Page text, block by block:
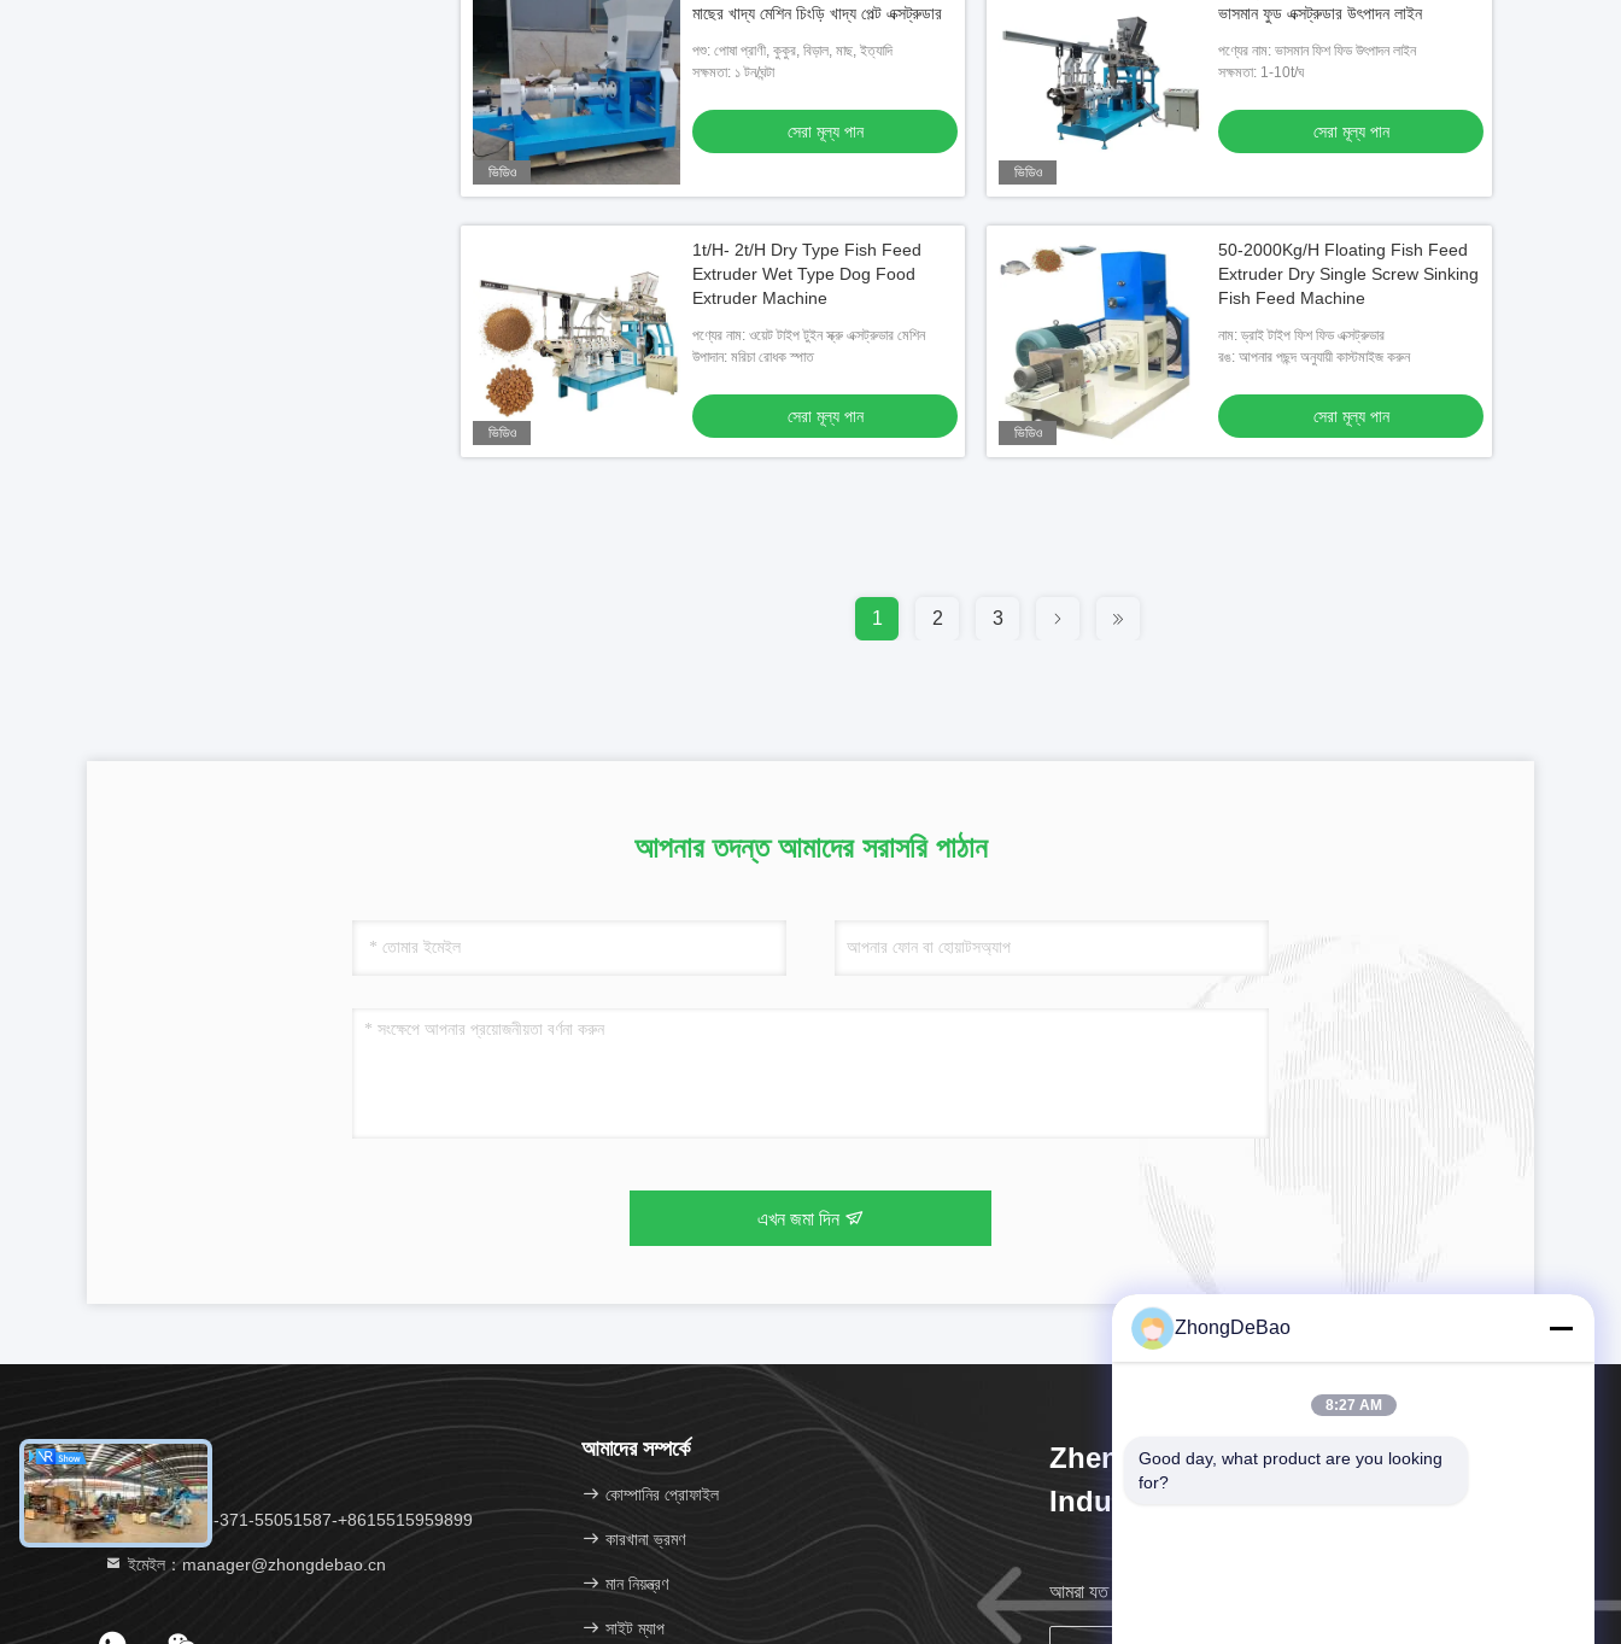
ভিডিও
মাছের খাদ্য মেশিন চিংড়ি খাদ্য পেল্ট এক্সট্রুডার
পশু: পোষা প্রাণী, কুকুর, বিড়াল, মাছ, ইত্যাদি
সক্ষমতা: ১ টন/ঘন্টা
সেরা মূল্য পান
ভিডিও
ভাসমান ফুড এক্সট্রুডার উৎপাদন লাইন
পণ্যের নাম: ভাসমান ফিশ ফিড উৎপাদন লাইন
সক্ষমতা: 1-10t/ঘ
সেরা মূল্য পান
ভিডিও
1t/H- 2t/H Dry Type Fish Feed
Extruder Wet Type Dog Food
Extruder Machine
পণ্যের নাম: ওয়েট টাইপ টুইন স্ক্রু এক্সট্রুডার মেশিন
উপাদান: মরিচা রোধক স্পাত
সেরা মূল্য পান
ভিডিও
50-2000Kg/H Floating Fish Feed
Extruder Dry Single Screw Sinking
Fish Feed Machine
নাম: ড্রাই টাইপ ফিশ ফিড এক্সট্রুডার
রঙ: আপনার পছন্দ অনুযায়ী কাস্টমাইজ করুন
সেরা মূল্য পান
1 2 3
আপনার তদন্ত আমাদের সরাসরি পাঠান
এখন জমা দিন
টেলিফোন：86-371-55051587-+8615515959899
ইমেইল：manager@zhongdebao.cn
আমাদের সম্পর্কে
কোম্পানির প্রোফাইল
কারখানা ভ্রমণ
মান নিয়ন্ত্রণ
সাইট ম্যাপ
ZhengZhou ZhongDeBao
Industrial Co., LTD
আমরা যত তাড়াতাড়ি সম্ভব আপনার কাছে ফিরে আসব।
ZhongDeBao
8:27 AM
Good day, what product are you looking
for?